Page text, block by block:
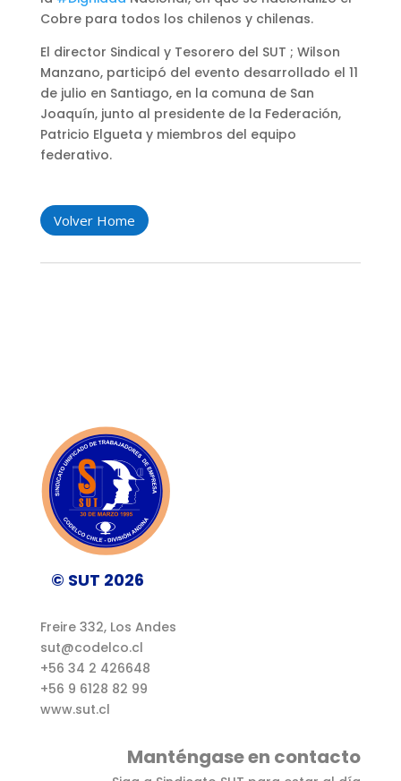
Cobre para todos los chilenos y chilenas.
El director Sindical y Tesorero del SUT ; Wilson
Manzano, participó del evento desarrollado el 11
de julio en Santiago, en la comuna de San
Joaquín, junto al presidente de la Federación,
Patricio Elgueta y miembros del equipo
federativo.
Volver Home
© SUT 2026
Freire 332, Los Andes
sut@codelco.cl
+56 34 2 426648
+56 9 6128 82 99
www.sut.cl
Manténgase en contacto